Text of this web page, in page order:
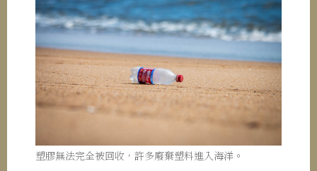
塑膠無法完全被回收，許多廢棄塑料進入海洋。